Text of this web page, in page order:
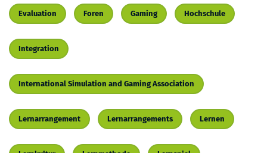
Evaluation Foren Gaming Hochschule
Integration
International Simulation and Gaming Association
Lernarrangement Lernarrangements Lernen